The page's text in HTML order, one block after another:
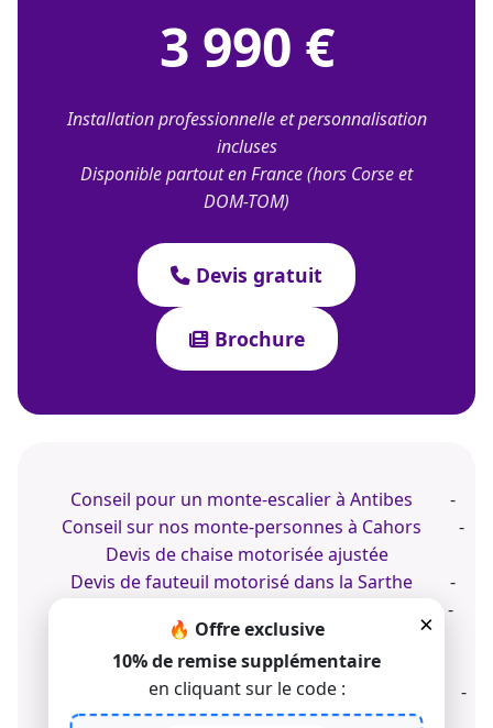
3 990 €
Installation professionnelle et personnalisation
incluses
Disponible partout en France (hors Corse et
DOM-TOM)
Devis gratuit
Brochure
×
🔥 Offre exclusive
10% de remise supplémentaire
en cliquant sur le code :
Conseil pour un monte-escalier à Antibes
-
Conseil sur nos monte-personnes à Cahors
-
Devis de chaise motorisée ajustée
Devis de fauteuil motorisé dans la Sarthe
-
-
Devis de monte-escalier à Marseille
Devis de monte-escaliers à Toulouse
Expert de la chaise d'escaliers dans le jardin
-
Expert de la chaise d'escaliers dans la maison